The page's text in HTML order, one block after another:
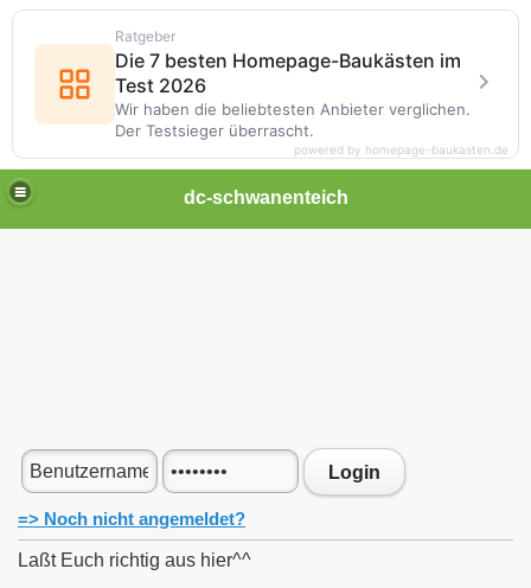
dc-schwanenteich
Login
=> Noch nicht angemeldet?
Laßt Euch richtig aus hier^^
Ratgeber
Die 7 besten Homepage-Baukästen im
Test 2026
Wir haben die beliebtesten Anbieter verglichen.
Der Testsieger überrascht.
powered by homepage-baukasten.de